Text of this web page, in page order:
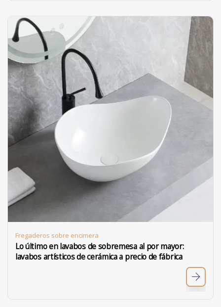
Fregaderos sobre encimera
Lo último en lavabos de sobremesa al por mayor:
lavabos artísticos de cerámica a precio de fábrica